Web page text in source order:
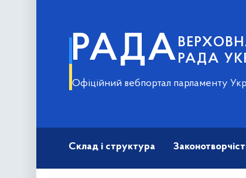
РАДА РАДА
Офіційний вебпортал парламенту
Склад і структура